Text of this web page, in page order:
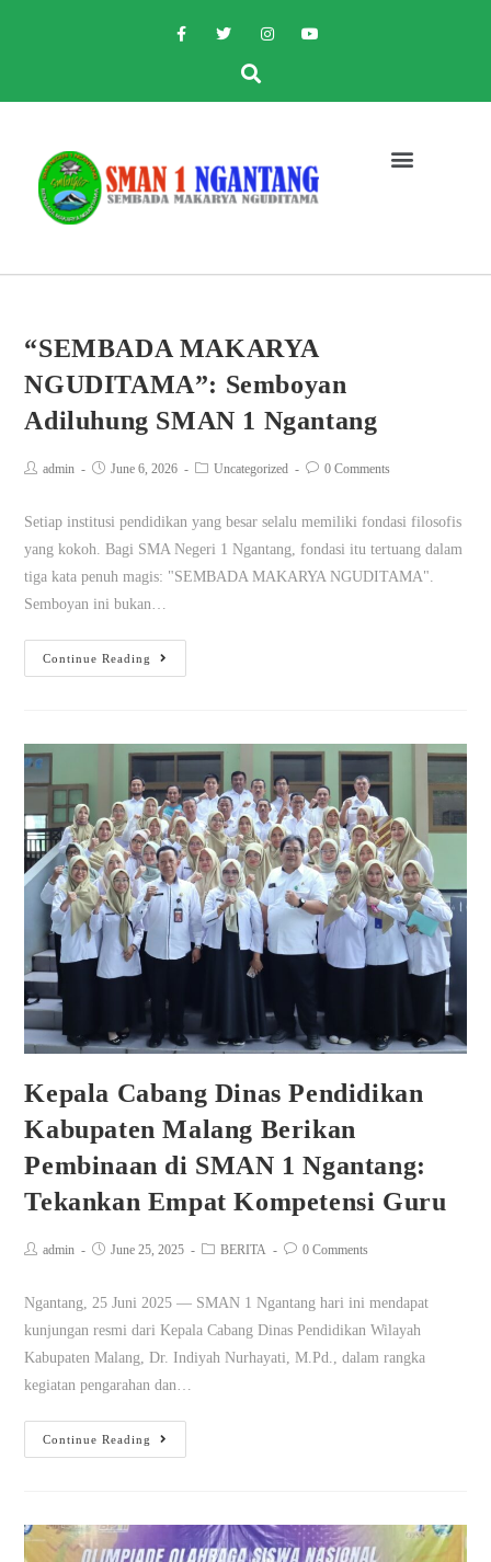
“SEMBADA MAKARYA
NGUDITAMA”: Semboyan
Adiluhung SMAN 1 Ngantang
admin June 6, 2026 Uncategorized 0 Comments
Setiap institusi pendidikan yang besar selalu memiliki fondasi filosofis
yang kokoh. Bagi SMA Negeri 1 Ngantang, fondasi itu tertuang dalam
tiga kata penuh magis: "SEMBADA MAKARYA NGUDITAMA".
Semboyan ini bukan…
Continue Reading
Kepala Cabang Dinas Pendidikan
Kabupaten Malang Berikan
Pembinaan di SMAN 1 Ngantang:
Tekankan Empat Kompetensi Guru
admin June 25, 2025 BERITA 0 Comments
Ngantang, 25 Juni 2025 — SMAN 1 Ngantang hari ini mendapat
kunjungan resmi dari Kepala Cabang Dinas Pendidikan Wilayah
Kabupaten Malang, Dr. Indiyah Nurhayati, M.Pd., dalam rangka
kegiatan pengarahan dan…
Continue Reading